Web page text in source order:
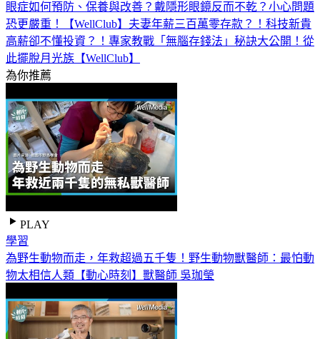
眼症如何預防、保養與改善？戴隱形眼鏡反而不乾？小心問題
恐更嚴重！【WellClub】 夫妻年薪三百萬零存款？！科技新貴
高薪卻不懂投資？！專家教戰「無腦存錢法」秘訣大公開！從
此擺脫月光族【WellClub】
為你推薦
PLAY
學習
為野生動物而走，年救超過五千隻！野生動物獸醫師：最怕動
物太相信人類【動心時刻】獸醫師 吳珈瑩